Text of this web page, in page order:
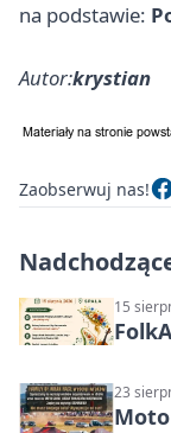
na podstawie:
Autor:krystian
Zaobserwuj nas!
15
23